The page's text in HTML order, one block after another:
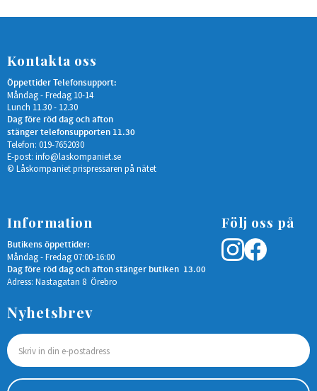
Kontakta oss
Öppettider Telefonsupport:
Måndag - Fredag 10-14
Lunch 11.30 - 12.30
Dag före röd dag och afton
stänger telefonsupporten 11.30
Telefon: 019-7652030
E-post: info@laskompaniet.se
© Låskompaniet prispressaren på nätet
Information
Butikens öppettider:
Måndag - Fredag 07:00-16:00
Dag före röd dag och afton stänger butiken 13.00
Adress: Nastagatan 8 Örebro
Följ oss på
Nyhetsbrev